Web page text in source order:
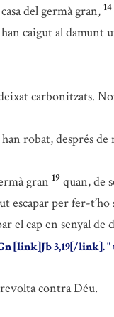
del germà gran, 14
caigut al damunt
carbonitzats.
robat, després
gran 19 quan, de
escapar per fer-t’ho
el cap en senyal
[link]Jb 3,19[/link].
contra Déu.